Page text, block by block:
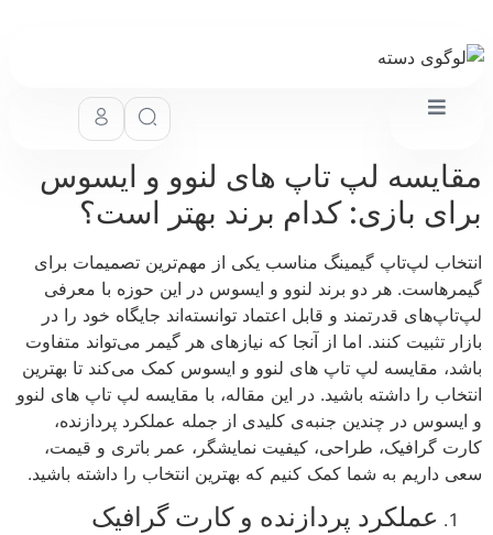
لپ تاپ های لنوو و ایسوس
بازی: کدام برند بهتر است؟
لپ‌تاپ گیمینگ مناسب یکی از مهم‌ترین تصمیمات برای
هر دو برند لنوو و ایسوس در این حوزه با معرفی
قدرتمند و قابل اعتماد توانسته‌اند جایگاه خود را در
تثبیت کنند. اما از آنجا که نیازهای هر گیمر می‌تواند متفاوت
مقایسه لپ تاپ های لنوو و ایسوس کمک می‌کند تا بهترین
را داشته باشید. در این مقاله، با مقایسه لپ تاپ های لنوو
در چندین جنبه‌ی کلیدی از جمله عملکرد پردازنده،
گرافیک، طراحی، کیفیت نمایشگر، عمر باتری و قیمت،
داریم به شما کمک کنیم که بهترین انتخاب را داشته باشید.
عملکرد پردازنده و کارت گرافیک